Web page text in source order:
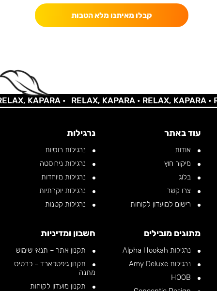
קבלו מאיתנו מלא הטבות
KAPARA • RELAX, KAPARA •RELAX, KAPARA •
עוד באתר
אודות
מיקור חוץ
בלוג
צרו קשר
רישום למועדון לקוחות
נרגילות
נרגילות רוסיות
נרגילות נירוסטה
נרגילות מיוחדות
נרגילות יוקרתיות
נרגילות קטנות
מתוגים מובילים
נרגילות Alpha Hookah
נרגילות Amy Deluxe
חשבון ומדיניות
תקנון אתר – תנאי שימוש
תקנון גיפטכארד – כרטיס
מתנה
תקנון מועדון לקוחות